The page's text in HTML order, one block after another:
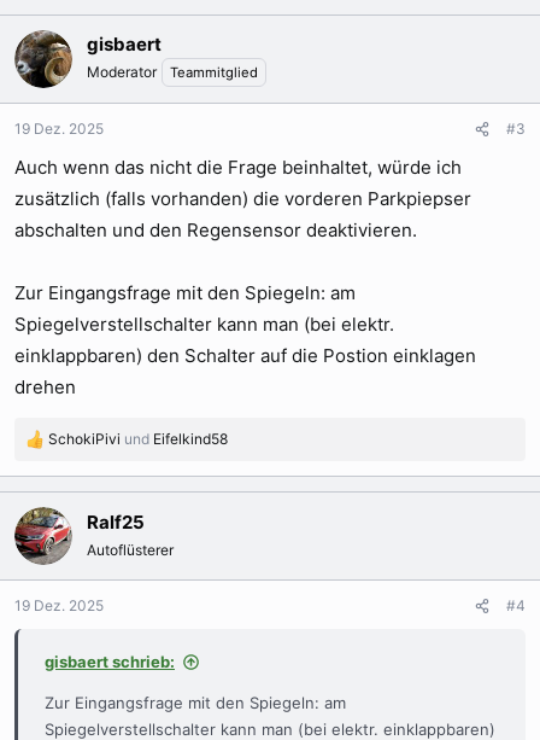
a
k
t
i
o
n
n
gisbaert
Moderator Teammitglied
19 Dez. 2025 #3
Auch wenn das nicht die Frage beinhaltet, würde ich
zusätzlich (falls vorhanden) die vorderen Parkpiepser
abschalten und den Regensensor deaktivieren.
Zur Eingangsfrage mit den Spiegeln: am
Spiegelverstellschalter kann man (bei elektr.
einklappbaren) den Schalter auf die Postion einklagen
drehen
R
a
k
t
i
o
n
SchokiPivi und Eifelkind58
Ralf25
Autoflüsterer
19 Dez. 2025 #4
gisbaert schrieb:
Zur Eingangsfrage mit den Spiegeln: am
Spiegelverstellschalter kann man (bei elektr. einklappbaren)